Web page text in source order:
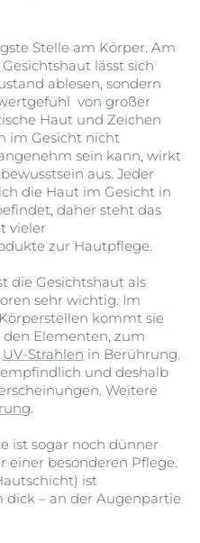
Stelle am Körper. Am
lässt sich
ablesen, sondern
von großer
Haut und Zeichen
im Gesicht nicht
sein kann, wirkt
aus. Jeder
die Haut im Gesicht in
daher steht das
vieler
zur Hautpflege.
die Gesichtshaut als
sehr wichtig. Im
kommt sie
Elementen, zum
UV-Strahlen in Berührung.
und deshalb
Weitere
.
ist sogar noch dünner
einer besonderen Pflege.
ist
dick – an der Augenpartie